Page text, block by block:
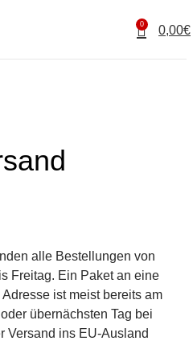
0 0,00€
alle Bestellungen von
Freitag. Ein Paket an eine
Adresse ist meist bereits am
übernächsten Tag bei
Versand ins EU-Ausland